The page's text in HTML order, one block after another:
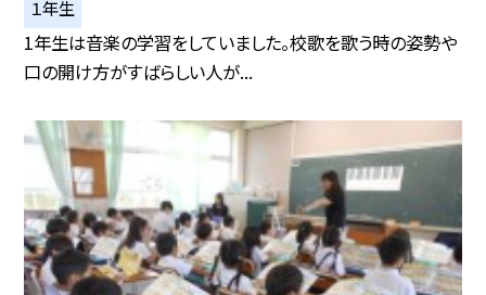
１年生
1年生は音楽の学習をしていました。校歌を歌う時の姿勢や
口の開け方がすばらしい人が...